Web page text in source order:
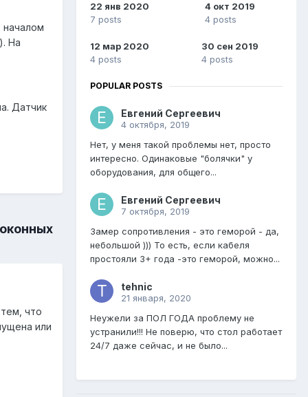
началом
На
Датчик
что
или
22 янв 2020
7 posts
4 окт 2019
4 posts
12 мар 2020
4 posts
30 сен 2019
4 posts
POPULAR POSTS
Евгений Сергеевич
4 октября, 2019
Нет, у меня такой проблемы нет, просто
интересно. Одинаковые "болячки" у
оборудования, для общего...
Евгений Сергеевич
7 октября, 2019
Замер сопротивления - это геморой - да,
небольшой ))) То есть, если кабеля
простояли 3+ года -это геморой, можно...
tehnic
21 января, 2020
Неужели за ПОЛ ГОДА проблему не
устранили!!! Не поверю, что стол работает
24/7 даже сейчас, и не было...